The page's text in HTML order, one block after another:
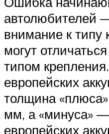
автолюбителей
внимание к типу
могут
типом
европейских
толщина
мм, а «минуса»
европейских